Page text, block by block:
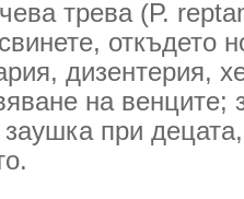
трева (Р.
откъдето
дизентерия,
на венците;
при